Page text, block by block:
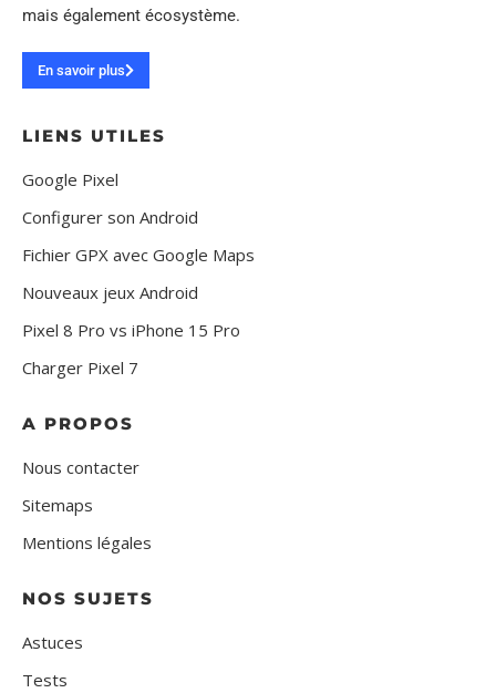
mais également écosystème.
En savoir plus
LIENS UTILES
Google Pixel
Configurer son Android
Fichier GPX avec Google Maps
Nouveaux jeux Android
Pixel 8 Pro vs iPhone 15 Pro
Charger Pixel 7
A PROPOS
Nous contacter
Sitemaps
Mentions légales
NOS SUJETS
Astuces
Tests